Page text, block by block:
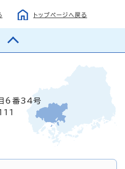
トップページへ戻る
6番34号